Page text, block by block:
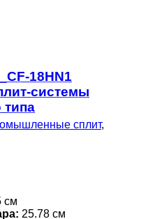
18HN1
системы
типа
сплит,
см
25.78 см